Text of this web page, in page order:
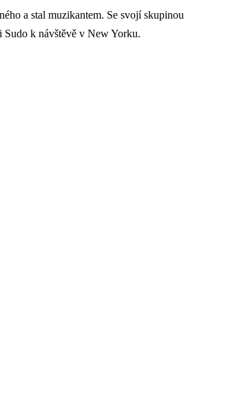
a stal muzikantem. Se svojí skupinou
Sudo k návštěvě v New Yorku.